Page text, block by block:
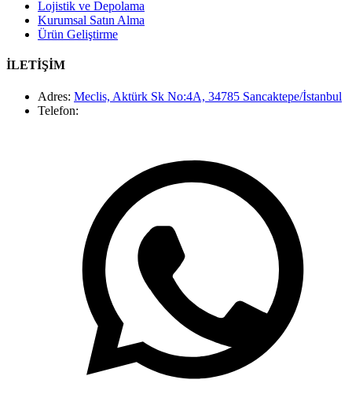
Lojistik ve Depolama
Kurumsal Satın Alma
Ürün Geliştirme
İLETİŞİM
Adres: Meclis, Aktürk Sk No:4A, 34785 Sancaktepe/İstanbul
Telefon: